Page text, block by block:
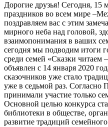
Дорогие друзья! Сегодня, 15
праздников во всем мире
поздравляем вас с этим
мирного неба над головой,
взаимопонимания в ваших
сегодня мы подводим итоги
среди семей «Сказки читаем
объявлен с 14 января 2020
сказочников уже стало
уже в седьмой раз.
принимали участие только
Основной целью конкурса
библиотеки в обществе,
развитие традиций